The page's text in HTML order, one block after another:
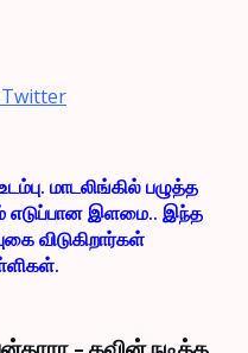
மாடலிங்கில் பழுத்த
எடுப்பான இளமை.. இந்த
விடுகிறார்கள்